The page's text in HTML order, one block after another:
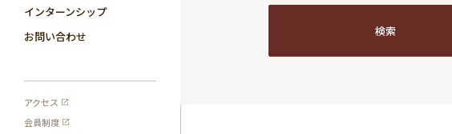
インターンシップ
お問い合わせ
アクセス
会員制度
検索